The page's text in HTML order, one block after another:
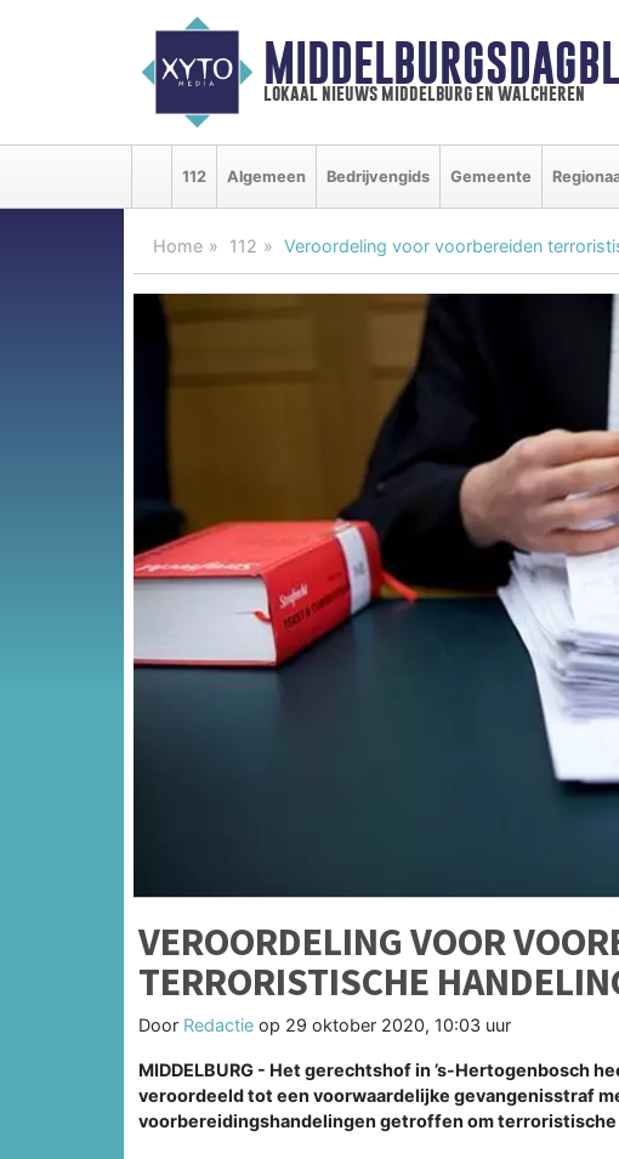
lokaal nieuws middelburg en walcheren
112 Algemeen Bedrijvengids Gemeente
Home 112 Veroordeling voor voorbereiden
VEROORDELING VOOR
TERRORISTISCHE
Door Redactie op 29 oktober 2020, 10:03 uur
MIDDELBURG - Het gerechtshof in ’s-Hertogenbosch
veroordeeld tot een voorwaardelijke gevangenisstraf
voorbereidingshandelingen getroffen om